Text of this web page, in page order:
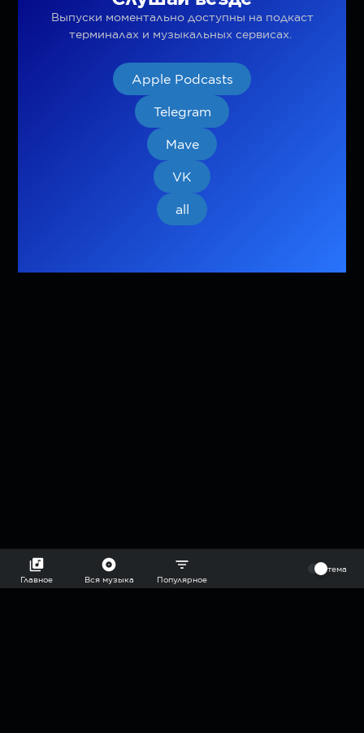
Выпуски моментально доступны на подкаст
терминалах и музыкальных сервисах.
Apple Podcasts
Telegram
Mave
VK
all
Главное Вся музыка Популярное
тема